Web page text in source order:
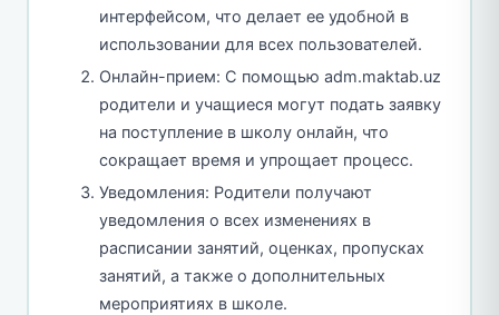
интерфейсом, что делает ее удобной в
использовании для всех пользователей.
Онлайн-прием: С помощью adm.maktab.uz
родители и учащиеся могут подать заявку
на поступление в школу онлайн, что
сокращает время и упрощает процесс.
Уведомления: Родители получают
уведомления о всех изменениях в
расписании занятий, оценках, пропусках
занятий, а также о дополнительных
мероприятиях в школе.